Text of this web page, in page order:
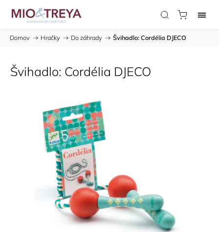
Domov / Hračky / Do záhrady / Švihadlo: Cordélia DJECO
Švihadlo: Cordélia DJECO